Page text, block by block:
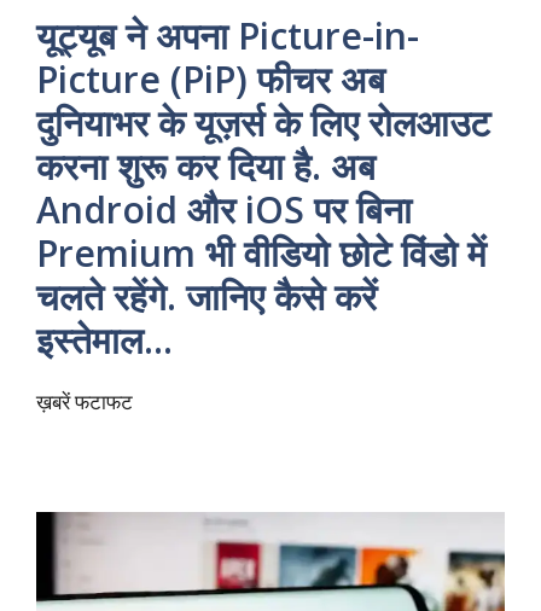
यूट्यूब ने अपना Picture-in-
Picture (PiP) फीचर अब
दुनियाभर के यूज़र्स के लिए रोलआउट
करना शुरू कर दिया है. अब
Android और iOS पर बिना
Premium भी वीडियो छोटे विंडो में
चलते रहेंगे. जानिए कैसे करें
इस्तेमाल…
ख़बरें फटाफट